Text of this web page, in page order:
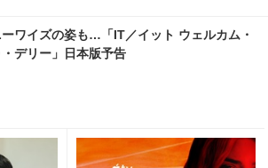
ワイズの姿も…「IT／イット ウェルカム・
・デリー」日本版予告